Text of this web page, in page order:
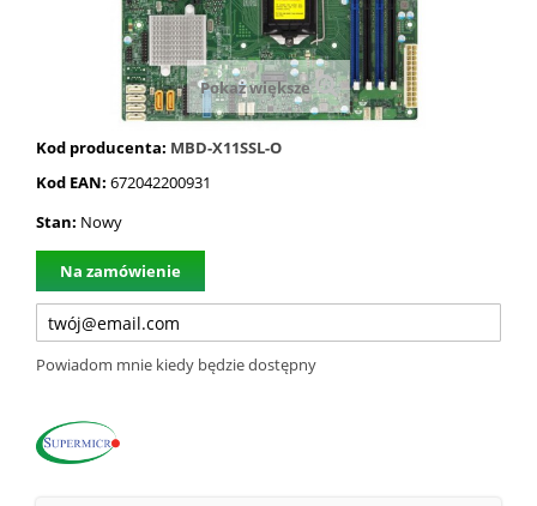
Pokaż większe
Kod producenta: MBD-X11SSL-O
Kod EAN: 672042200931
Stan: Nowy
Na zamówienie
Powiadom mnie kiedy będzie dostępny